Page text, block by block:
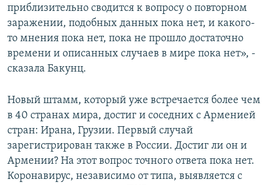
приблизительно сводится к вопросу о повторном
заражении, подобных данных пока нет, и какого-
то мнения пока нет, пока не прошло достаточно
времени и описанных случаев в мире пока нет», -
сказала Бакунц.
Новый штамм, который уже встречается более чем
в 40 странах мира, достиг и соседних с Арменией
стран: Ирана, Грузии. Первый случай
зарегистрирован также в России. Достиг ли он и
Армении? На этот вопрос точного ответа пока нет.
Коронавирус, независимо от типа, выявляется с